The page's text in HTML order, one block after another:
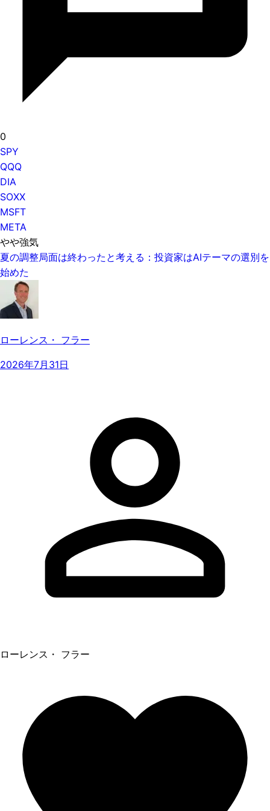
0
SPY
QQQ
DIA
SOXX
MSFT
META
やや強気
夏の調整局面は終わったと考える：投資家はAIテーマの選別を
始めた
ローレンス・ フラー
2026年7月31日
ローレンス・ フラー